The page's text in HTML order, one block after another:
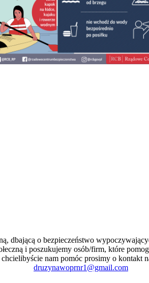
dbającą o bezpieczeństwo
i poszukujemy osób/firm, które
chcielibyście nam pomóc prosimy o kontakt
druzynawoprnr1@gmail.com